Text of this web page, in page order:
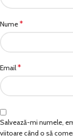
Nume*
Email*
Salvează-mi numele,
viitoare când o să